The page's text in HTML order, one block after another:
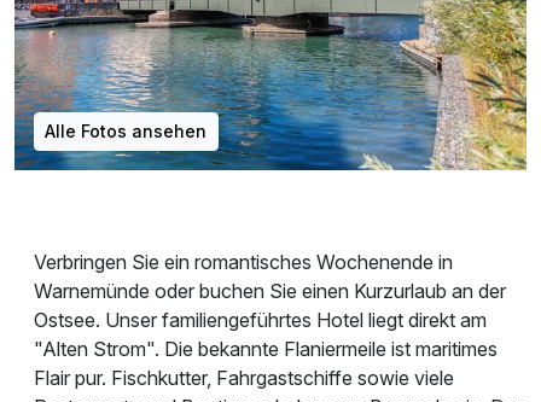
Alle Fotos ansehen
Verbringen Sie ein romantisches Wochenende in
Warnemünde oder buchen Sie einen Kurzurlaub an der
Ostsee. Unser familiengeführtes Hotel liegt direkt am
"Alten Strom". Die bekannte Flaniermeile ist maritimes
Flair pur. Fischkutter, Fahrgastschiffe sowie viele